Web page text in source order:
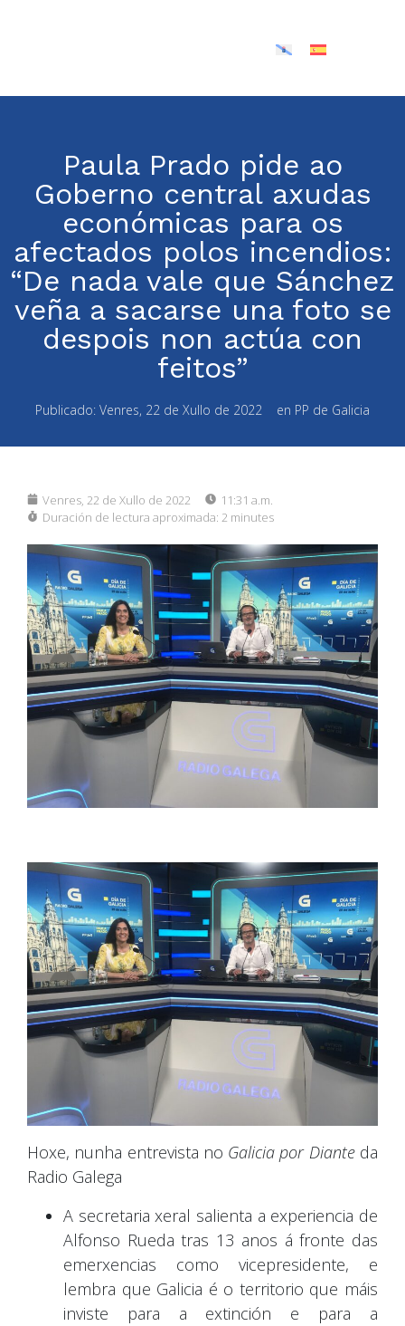
Paula Prado pide ao
Goberno central axudas
económicas para os
afectados polos incendios:
“De nada vale que Sánchez
veña a sacarse una foto se
despois non actúa con
feitos”
Publicado: Venres, 22 de Xullo de 2022 en PP de Galicia
Venres, 22 de Xullo de 2022
11:31 a.m.
Duración de lectura aproximada: 2 minutes
Hoxe, nunha entrevista no Galicia por Dianteda
Radio Galega
A secretaria xeral salienta a experiencia de
Alfonso Rueda tras 13 anos á fronte das
emerxencias como vicepresidente, e
lembra que Galicia é o territorio que máis
inviste para a extinción e para a